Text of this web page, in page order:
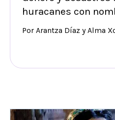
huracanes con
Por Arantza Díaz y Alma